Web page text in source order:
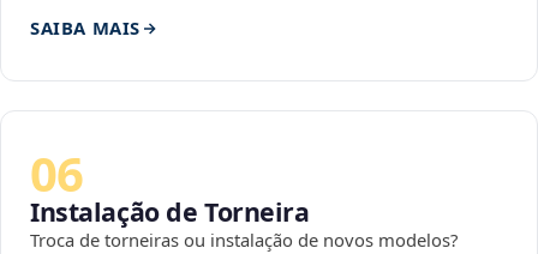
SAIBA MAIS
06
Instalação de Torneira
Troca de torneiras ou instalação de novos modelos?